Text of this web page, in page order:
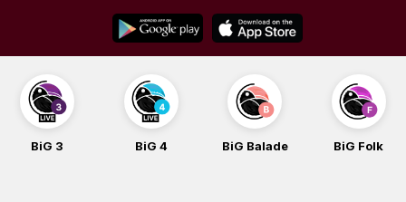
content
BiG 3 BiG 4 BiG Balade BiG Folk